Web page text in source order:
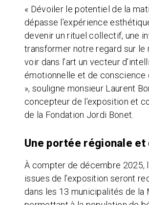
« Dévoiler le potentiel de la
dépasse l’expérience
devenir un rituel collectif, une
transformer notre regard sur le
voir dans l’art un vecteur
émotionnelle et de conscience
», souligne monsieur Laurent
concepteur de l’exposition et
de la Fondation Jordi Bonet.
Une portée régionale et
À compter de décembre 2025,
issues de l’exposition seront
dans les 13 municipalités de la